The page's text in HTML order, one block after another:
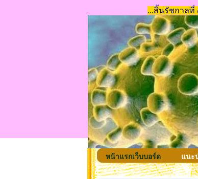
หน้าแรกเว็บบอร์ด แนะ